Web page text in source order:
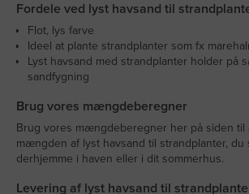
Fordele ved lyst havsand til
Flot, lys farve
Ideel at plante strandplanter som fx
Lyst havsand med strandplanter holder på
sandfygning
Brug vores mængdeberegner
Brug vores mængdeberegner her på siden til
mængden af lyst havsand til strandplanter, du
derhjemme i haven eller i dit sommerhus.
Levering af lyst havsand til